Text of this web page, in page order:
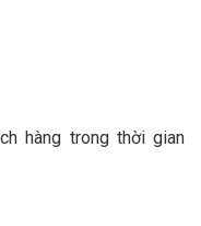
hàng trong thời gian